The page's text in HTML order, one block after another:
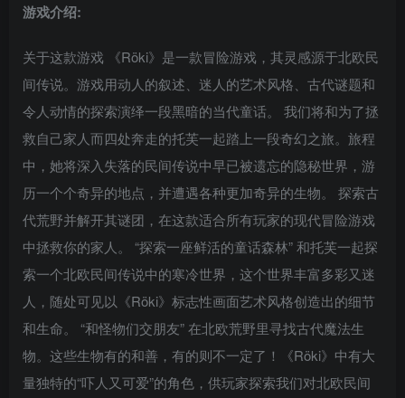
游戏介绍:
关于这款游戏 《Röki》是一款冒险游戏，其灵感源于北欧民
间传说。游戏用动人的叙述、迷人的艺术风格、古代谜题和
令人动情的探索演绎一段黑暗的当代童话。 我们将和为了拯
救自己家人而四处奔走的托芙一起踏上一段奇幻之旅。旅程
中，她将深入失落的民间传说中早已被遗忘的隐秘世界，游
历一个个奇异的地点，并遭遇各种更加奇异的生物。 探索古
代荒野并解开其谜团，在这款适合所有玩家的现代冒险游戏
中拯救你的家人。 “探索一座鲜活的童话森林” 和托芙一起探
索一个北欧民间传说中的寒冷世界，这个世界丰富多彩又迷
人，随处可见以《Röki》标志性画面艺术风格创造出的细节
和生命。 “和怪物们交朋友” 在北欧荒野里寻找古代魔法生
物。这些生物有的和善，有的则不一定了！《Röki》中有大
量独特的“吓人又可爱”的角色，供玩家探索我们对北欧民间